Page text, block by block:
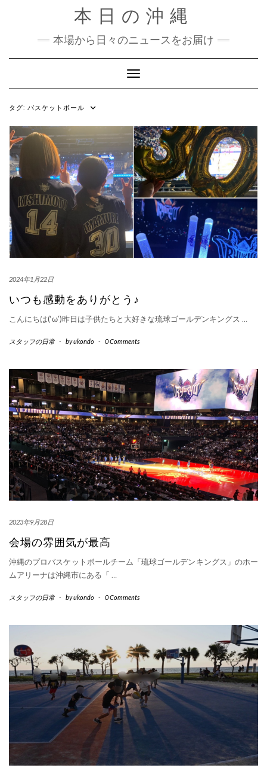
本日の沖縄
本場から日々のニュースをお届け
Toggle Navigation
タグ: バスケットボール
2024年1月22日
いつも感動をありがとう♪
こんにちは(‘ω’)昨日は子供たちと大好きな琉球ゴールデンキングス …
スタッフの日常 - byukondo - 0 Comments
2023年9月28日
会場の雰囲気が最高
沖縄のプロバスケットボールチーム「琉球ゴールデンキングス」のホー
ムアリーナは沖縄市にある「 …
スタッフの日常 - byukondo - 0 Comments